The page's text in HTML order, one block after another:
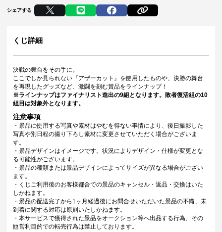
シェアする
くじ詳細
決戦の舞台をその手に。
ここでしか見られない『アザーカット』を使用したものや、決勝の舞台
を再現したグッズなど、激闘を刻む賞品をラインナップ！
※ラインナップはファイナリスト進出の9組となります。敗者復活組の10
組目は対象外となります。
注意事項
・景品に使用する写真や素材はやむを得ない事情により、後日撮影した
写真や別日程の撮り下ろし素材に変更させていただく場合がございま
す。
・景品デザインはイメージです。状況によりデザイン・仕様が変更とな
る可能性がございます。
・景品の種類または景品デザインによってサイズが異なる場合がござい
ます。
・くじご利用後のお客様都合での景品のキャンセル・返品・交換はいた
しかねます。
・景品の配送完了から1ヶ月経過後にお問合せいただいた景品の不備、未
到着に関する対応は原則いたしかねます。
・本サービスで獲得された景品をオークション等へ出品する行為、その
他営利目的での転売行為は禁止しております。